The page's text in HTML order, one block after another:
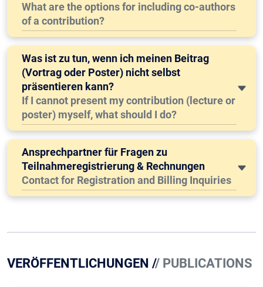
What are the options for including co-authors
of a contribution?
Was ist zu tun, wenn ich meinen Beitrag
(Vortrag oder Poster) nicht selbst
präsentieren kann?
If I cannot present my contribution (lecture or
poster) myself, what should I do?
Ansprechpartner für Fragen zu
Teilnahmeregistrierung & Rechnungen
Contact for Registration and Billing Inquiries
VERÖFFENTLICHUNGEN // PUBLICATIONS